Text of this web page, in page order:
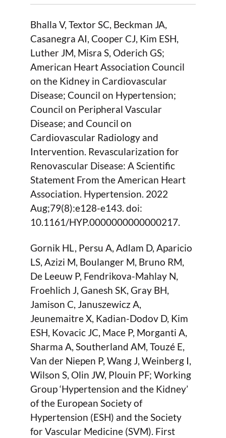
Bhalla V, Textor SC, Beckman JA,
Casanegra AI, Cooper CJ, Kim ESH,
Luther JM, Misra S, Oderich GS;
American Heart Association Council
on the Kidney in Cardiovascular
Disease; Council on Hypertension;
Council on Peripheral Vascular
Disease; and Council on
Cardiovascular Radiology and
Intervention. Revascularization for
Renovascular Disease: A Scientific
Statement From the American Heart
Association. Hypertension. 2022
Aug;79(8):e128-e143. doi:
10.1161/HYP.0000000000000217.
Gornik HL, Persu A, Adlam D, Aparicio
LS, Azizi M, Boulanger M, Bruno RM,
De Leeuw P, Fendrikova-Mahlay N,
Froehlich J, Ganesh SK, Gray BH,
Jamison C, Januszewicz A,
Jeunemaitre X, Kadian-Dodov D, Kim
ESH, Kovacic JC, Mace P, Morganti A,
Sharma A, Southerland AM, Touzé E,
Van der Niepen P, Wang J, Weinberg I,
Wilson S, Olin JW, Plouin PF; Working
Group ‘Hypertension and the Kidney’
of the European Society of
Hypertension (ESH) and the Society
for Vascular Medicine (SVM). First